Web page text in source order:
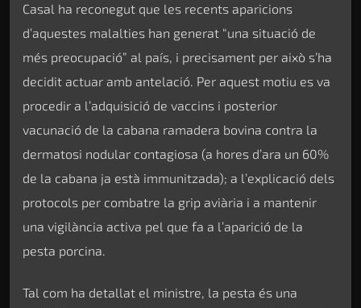
Casal ha reconegut que les recents aparicions
d’aquestes malalties han generat “una situació de
més preocupació” al país, i precisament per això s’ha
decidit actuar amb antelació. Per aquest motiu es va
procedir a l’adquisició de vaccins i posterior
vacunació de la cabana ramadera bovina contra la
dermatosi nodular contagiosa (a hores d’ara un 60%
de la cabana ja està immunitzada); a l’explicació dels
protocols per combatre la grip aviària i a mantenir
una vigilància activa pel que fa a l’aparició de la
pesta porcina.
Tal com ha detallat el ministre, la pesta és una